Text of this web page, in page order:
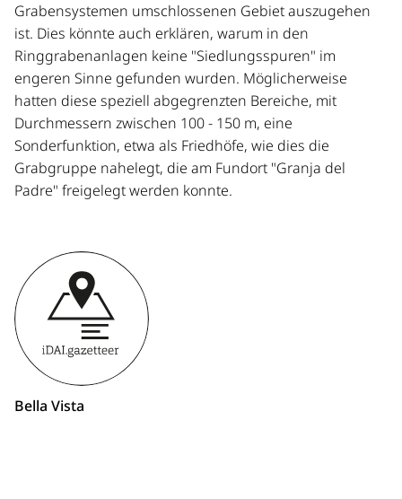
Grabensystemen umschlossenen Gebiet auszugehen
ist. Dies könnte auch erklären, warum in den
Ringgrabenanlagen keine "Siedlungsspuren" im
engeren Sinne gefunden wurden. Möglicherweise
hatten diese speziell abgegrenzten Bereiche, mit
Durchmessern zwischen 100 - 150 m, eine
Sonderfunktion, etwa als Friedhöfe, wie dies die
Grabgruppe nahelegt, die am Fundort "Granja del
Padre" freigelegt werden konnte.
Bella Vista